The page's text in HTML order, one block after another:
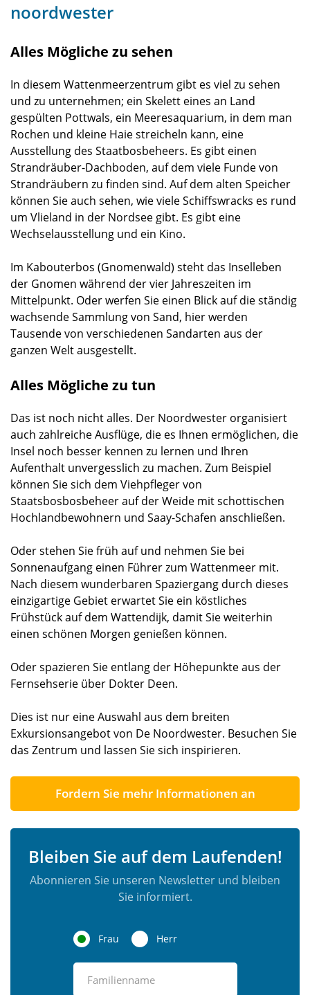
noordwester
Alles Mögliche zu sehen
In diesem Wattenmeerzentrum gibt es viel zu sehen
und zu unternehmen; ein Skelett eines an Land
gespülten Pottwals, ein Meeresaquarium, in dem man
Rochen und kleine Haie streicheln kann, eine
Ausstellung des Staatbosbeheers. Es gibt einen
Strandräuber-Dachboden, auf dem viele Funde von
Strandräubern zu finden sind. Auf dem alten Speicher
können Sie auch sehen, wie viele Schiffswracks es rund
um Vlieland in der Nordsee gibt. Es gibt eine
Wechselausstellung und ein Kino.
Im Kabouterbos (Gnomenwald) steht das Inselleben
der Gnomen während der vier Jahreszeiten im
Mittelpunkt. Oder werfen Sie einen Blick auf die ständig
wachsende Sammlung von Sand, hier werden
Tausende von verschiedenen Sandarten aus der
ganzen Welt ausgestellt.
Alles Mögliche zu tun
Das ist noch nicht alles. Der Noordwester organisiert
auch zahlreiche Ausflüge, die es Ihnen ermöglichen, die
Insel noch besser kennen zu lernen und Ihren
Aufenthalt unvergesslich zu machen. Zum Beispiel
können Sie sich dem Viehpfleger von
Staatsbosbosbeheer auf der Weide mit schottischen
Hochlandbewohnern und Saay-Schafen anschließen.
Oder stehen Sie früh auf und nehmen Sie bei
Sonnenaufgang einen Führer zum Wattenmeer mit.
Nach diesem wunderbaren Spaziergang durch dieses
einzigartige Gebiet erwartet Sie ein köstliches
Frühstück auf dem Wattendijk, damit Sie weiterhin
einen schönen Morgen genießen können.
Oder spazieren Sie entlang der Höhepunkte aus der
Fernsehserie über Dokter Deen.
Dies ist nur eine Auswahl aus dem breiten
Exkursionsangebot von De Noordwester. Besuchen Sie
das Zentrum und lassen Sie sich inspirieren.
Fordern Sie mehr Informationen an
Bleiben Sie auf dem Laufenden!
Abonnieren Sie unseren Newsletter und bleiben
Sie informiert.
Frau Herr